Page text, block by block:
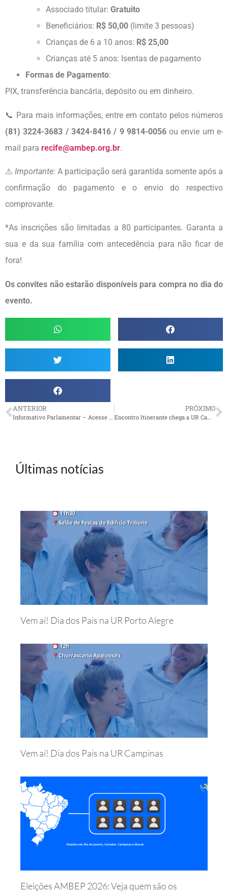
Associado titular: Gratuito
Beneficiários: R$ 50,00 (limite 3 pessoas)
Crianças de 6 a 10 anos: R$ 25,00
Crianças até 5 anos: Isentas de pagamento
Formas de Pagamento:
PIX, transferência bancária, depósito ou em dinheiro.
📞 Para mais informações, entre em contato pelos números
(81) 3224-3683 / 3424-8416 / 9 9814-0056ou envie um e-
mail para recife@ambep.org.br.
⚠️ Importante: A participação será garantida somente após a
confirmação do pagamento e o envio do respectivo
comprovante.
*As inscrições são limitadas a 80 participantes. Garanta a
sua e da sua família com antecedência para não ficar de
fora!
Os convites não estarão disponíveis para compra no dia do
evento.
ANTERIOR
Informativo Parlamentar – Acesse agora a edição n° 17
PRÓXIMO
Encontro Itinerante chega a UR Campinas
Últimas notícias
Vem aí! Dia dos Pais na UR Porto Alegre
Vem aí! Dia dos Pais na UR Campinas
Eleições AMBEP 2026: Veja quem são os